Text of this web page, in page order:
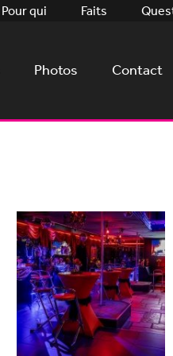
Pour qui Faits
Photos Contact